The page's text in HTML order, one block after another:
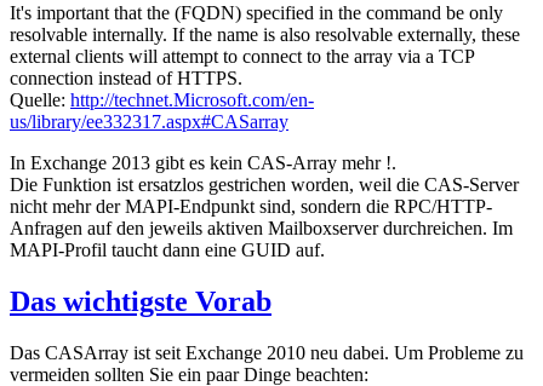
It's important that the (FQDN) specified in the command be only
resolvable internally. If the name is also resolvable externally, these
external clients will attempt to connect to the array via a TCP
connection instead of HTTPS.
Quelle: http://technet.Microsoft.com/en-
us/library/ee332317.aspx#CASarray
In Exchange 2013 gibt es kein CAS-Array mehr !.
Die Funktion ist ersatzlos gestrichen worden, weil die CAS-Server
nicht mehr der MAPI-Endpunkt sind, sondern die RPC/HTTP-
Anfragen auf den jeweils aktiven Mailboxserver durchreichen. Im
MAPI-Profil taucht dann eine GUID auf.
Das wichtigste Vorab
Das CASArray ist seit Exchange 2010 neu dabei. Um Probleme zu
vermeiden sollten Sie ein paar Dinge beachten: